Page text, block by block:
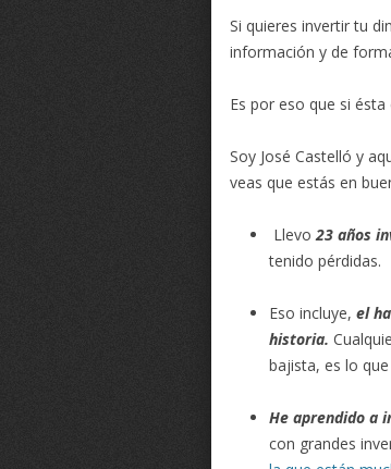
Si quieres invertir tu
información y de
Es por eso que si
Soy José Castelló y
veas que estás en
Llevo23 años
tenido pérdidas.
Eso incluye, el
historia.
bajista, es lo
He aprendido a
con grandes